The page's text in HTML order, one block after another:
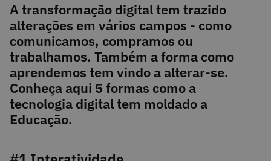
A transformação digital tem trazido
alterações em vários campos - como
comunicamos, compramos ou
trabalhamos. Também a forma como
aprendemos tem vindo a alterar-se.
Conheça aqui 5 formas como a
tecnologia digital tem moldado a
Educação.